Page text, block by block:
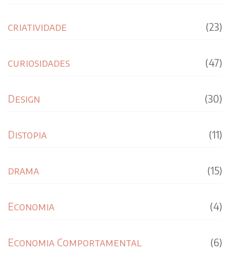
criatividade (23)
curiosidades (47)
Design (30)
Distopia (11)
drama (15)
Economia (4)
Economia Comportamental (6)